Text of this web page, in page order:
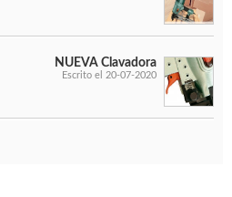
NUEVA Clavadora
Escrito el 20-07-2020